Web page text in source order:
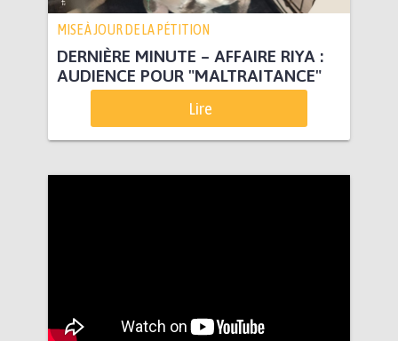
MISE À JOUR DE LA PÉTITION
DERNIÈRE MINUTE – AFFAIRE RIYA :
AUDIENCE POUR "MALTRAITANCE"
Lire